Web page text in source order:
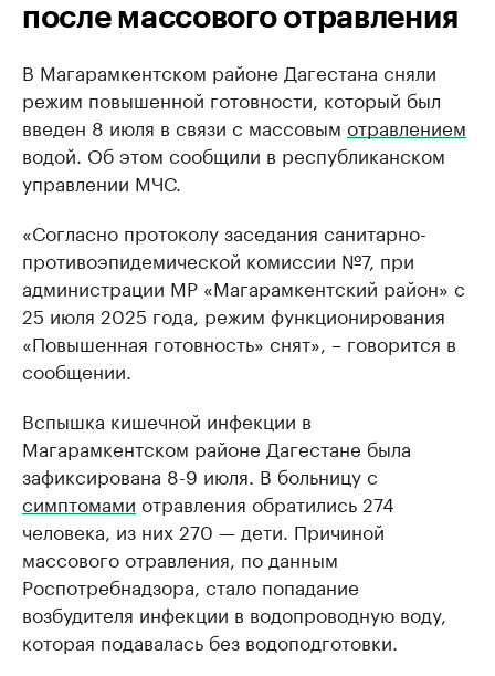
после массового отравления
В Магарамкентском районе Дагестана сняли
режим повышенной готовности, который был
введен 8 июля в связи с массовым отравлением
водой. Об этом сообщили в республиканском
управлении МЧС.
«Согласно протоколу заседания санитарно-
противоэпидемической комиссии №7, при
администрации МР «Магарамкентский район» с
25 июля 2025 года, режим функционирования
«Повышенная готовность» снят», – говорится в
сообщении.
Вспышка кишечной инфекции в
Магарамкентском районе Дагестане была
зафиксирована 8-9 июля. В больницу с
симптомами отравления обратились 274
человека, из них 270 — дети. Причиной
массового отравления, по данным
Роспотребнадзора, стало попадание
возбудителя инфекции в водопроводную воду,
которая подавалась без водоподготовки.